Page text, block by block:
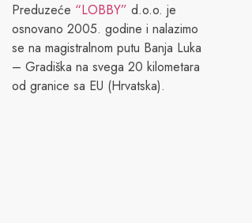
Preduzeće “LOBBY” d.o.o. je
osnovano 2005. godine i nalazimo
se na magistralnom putu Banja Luka
– Gradiška na svega 20 kilometara
od granice sa EU (Hrvatska).